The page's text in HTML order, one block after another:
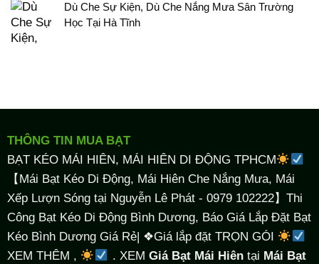
Dù Che Sự Kiện, Dù Che Nắng Mưa Sân Trường
Học Tại Hà Tĩnh
THÔNG TIN MUA BẠT
BẠT KÉO MÁI HIÊN, MÁI HIÊN DI ĐỘNG TPHCM
【Mái Bạt Kéo Di Động, Mái Hiên Che Nắng Mưa, Mái
Xếp Lượn Sóng tại Nguyễn Lê Phát - 0979 102222】Thi
Công Bạt Kéo Di Động Bình Dương, Báo Giá Lắp Đặt Bạt
Kéo Bình Dương Giá Rẻ| ❖Giá lắp đặt TRỌN GÓI
XEM THÊM ,
. XEM Giá Bạt Mái Hiêntại Mái Bạt